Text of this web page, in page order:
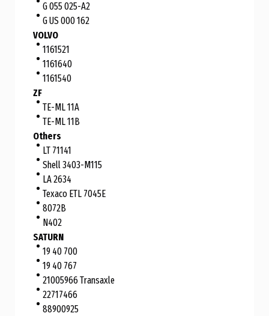
G 055 025-A2
G US 000 162
VOLVO
1161521
1161640
1161540
ZF
TE-ML 11A
TE-ML 11B
Others
LT 71141
Shell 3403-M115
LA 2634
Texaco ETL 7045E
8072B
N402
SATURN
19 40 700
19 40 767
21005966 Transaxle
22717466
88900925